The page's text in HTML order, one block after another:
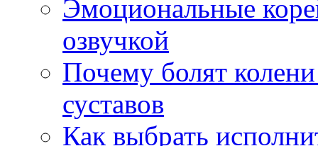
Эмоциональные
озвучкой
Почему болят
суставов
Как выбрать